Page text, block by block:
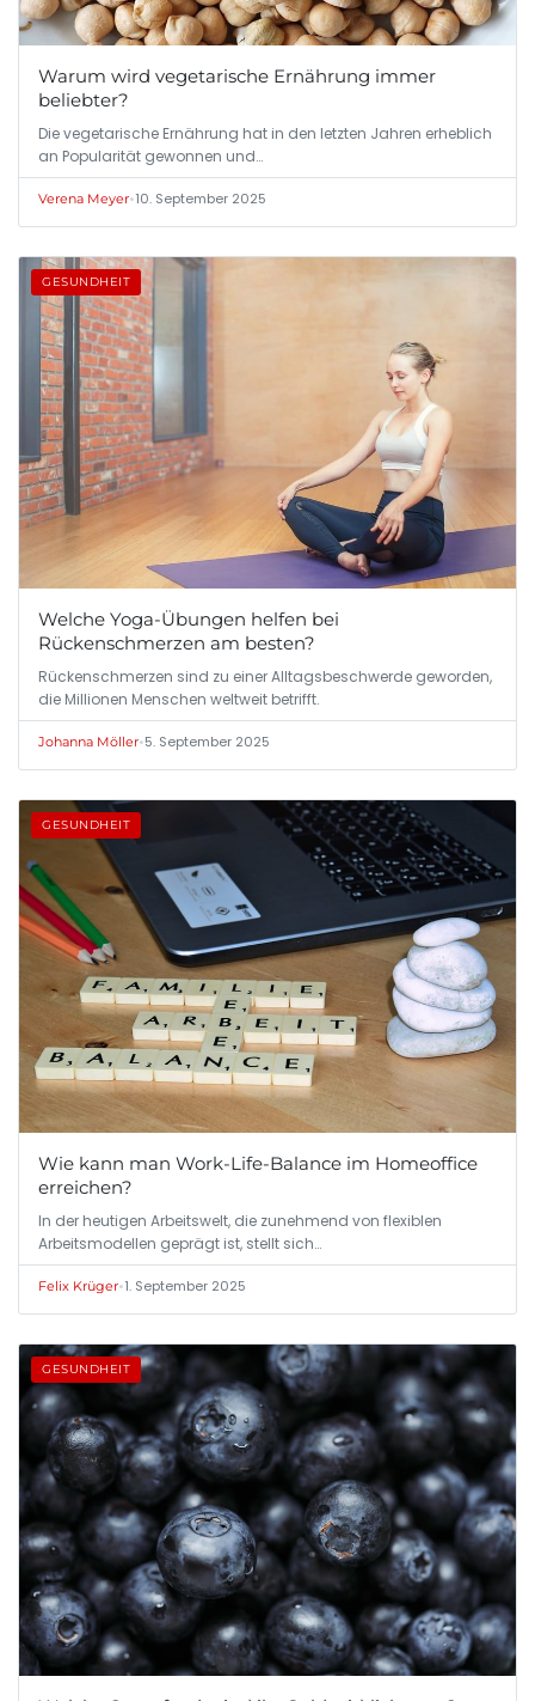
Warum wird vegetarische Ernährung immer
beliebter?
Die vegetarische Ernährung hat in den letzten Jahren erheblich
an Popularität gewonnen und…
Verena Meyer•10. September 2025
GESUNDHEIT
Welche Yoga-Übungen helfen bei
Rückenschmerzen am besten?
Rückenschmerzen sind zu einer Alltagsbeschwerde geworden,
die Millionen Menschen weltweit betrifft.
Johanna Möller•5. September 2025
GESUNDHEIT
Wie kann man Work-Life-Balance im Homeoffice
erreichen?
In der heutigen Arbeitswelt, die zunehmend von flexiblen
Arbeitsmodellen geprägt ist, stellt sich…
Felix Krüger•1. September 2025
GESUNDHEIT